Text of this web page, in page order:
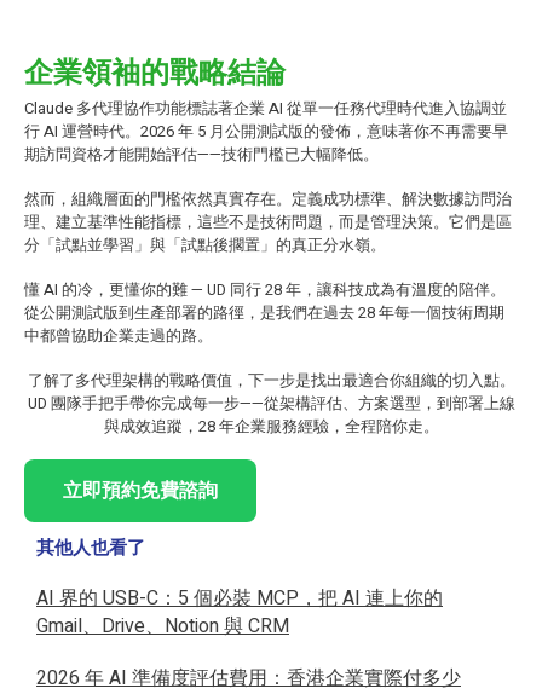
企業領袖的戰略結論
Claude 多代理協作功能標誌著企業 AI 從單一任務代理時代進入協調並
行 AI 運營時代。2026 年 5 月公開測試版的發佈，意味著你不再需要早
期訪問資格才能開始評估——技術門檻已大幅降低。
然而，組織層面的門檻依然真實存在。定義成功標準、解決數據訪問治
理、建立基準性能指標，這些不是技術問題，而是管理決策。它們是區
分「試點並學習」與「試點後擱置」的真正分水嶺。
懂 AI 的冷，更懂你的難 — UD 同行 28 年，讓科技成為有溫度的陪伴。
從公開測試版到生產部署的路徑，是我們在過去 28 年每一個技術周期
中都曾協助企業走過的路。
了解了多代理架構的戰略價值，下一步是找出最適合你組織的切入點。
UD 團隊手把手帶你完成每一步——從架構評估、方案選型，到部署上線
與成效追蹤，28 年企業服務經驗，全程陪你走。
立即預約免費諮詢
其他人也看了
AI 界的 USB-C：5 個必裝 MCP，把 AI 連上你的
Gmail、Drive、Notion 與 CRM
2026 年 AI 準備度評估費用：香港企業實際付多少